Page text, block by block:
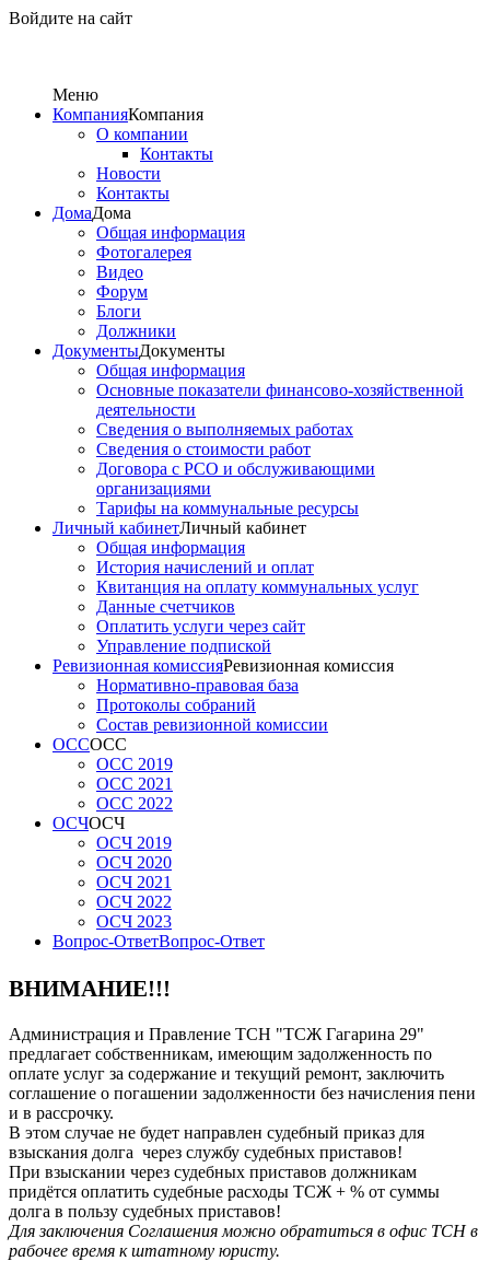
Войдите на сайт
Меню
КомпанияКомпания
О компании
Контакты
Новости
Контакты
ДомаДома
Общая информация
Фотогалерея
Видео
Форум
Блоги
Должники
ДокументыДокументы
Общая информация
Основные показатели финансово-хозяйственной
деятельности
Сведения о выполняемых работах
Сведения о стоимости работ
Договора с РСО и обслуживающими
организациями
Тарифы на коммунальные ресурсы
Личный кабинетЛичный кабинет
Общая информация
История начислений и оплат
Квитанция на оплату коммунальных услуг
Данные счетчиков
Оплатить услуги через сайт
Управление подпиской
Ревизионная комиссияРевизионная комиссия
Нормативно-правовая база
Протоколы собраний
Состав ревизионной комиссии
ОССОСС
ОСС 2019
ОСС 2021
ОСС 2022
ОСЧОСЧ
ОСЧ 2019
ОСЧ 2020
ОСЧ 2021
ОСЧ 2022
ОСЧ 2023
Вопрос-ОтветВопрос-Ответ
ВНИМАНИЕ!!!
Администрация и Правление ТСН "ТСЖ Гагарина 29"
предлагает собственникам, имеющим задолженность по
оплате услуг за содержание и текущий ремонт, заключить
соглашение о погашении задолженности без начисления пени
и в рассрочку.
В этом случае не будет направлен судебный приказ для
взыскания долга через службу судебных приставов!
При взыскании через судебных приставов должникам
придётся оплатить судебные расходы ТСЖ + % от суммы
долга в пользу судебных приставов!
Для заключения Соглашения можно обратиться в офис ТСН в
рабочее время к штатному юристу.